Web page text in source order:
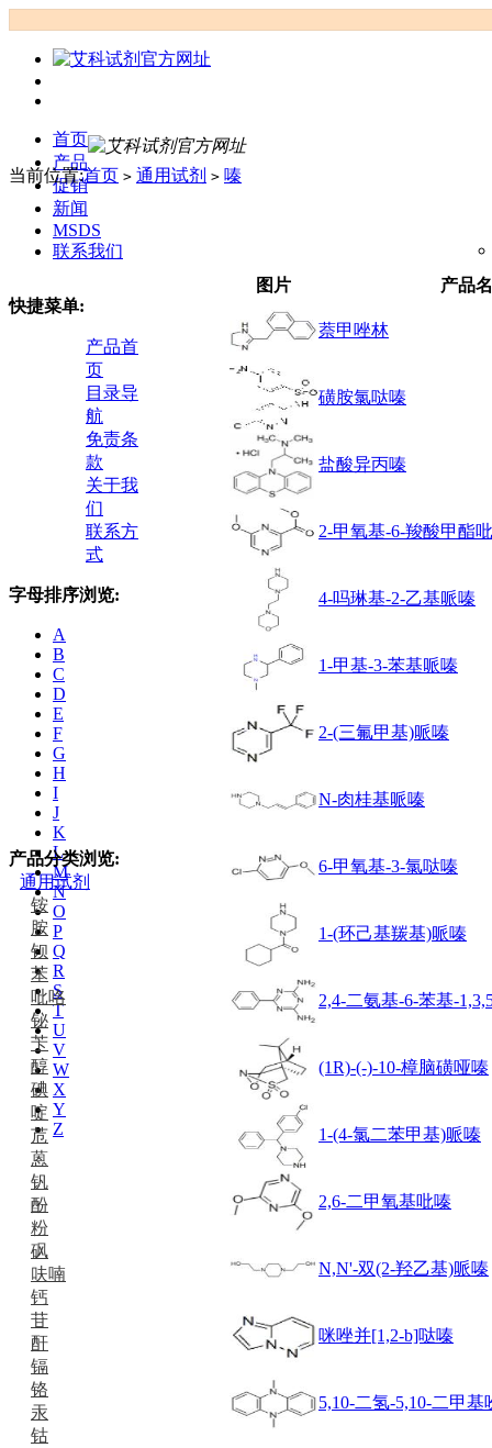
首页
产品
促销
新闻
MSDS
联系我们
当前位置:首页 > 通用试剂 > 嗪
快捷菜单:
产品首
页
目录导
航
免责条
款
关于我
们
联系方
式
字母排序浏览:
A
B
C
D
E
F
G
H
I
J
K
L
M
N
O
P
Q
R
S
T
U
V
W
X
Y
Z
产品分类浏览:
通用试剂
铵
胺
钡
苯
吡咯
铋
苄
醇
碘
啶
苊
蒽
钒
酚
粉
砜
呋喃
钙
苷
酐
镉
铬
汞
钴
图片 产品
萘甲唑林
磺胺氯哒嗪
盐酸异丙嗪
2-甲氧基-6-羧酸甲酯
4-吗琳基-2-乙基哌嗪
1-甲基-3-苯基哌嗪
2-(三氟甲基)哌嗪
N-肉桂基哌嗪
6-甲氧基-3-氯哒嗪
1-(环己基羰基)哌嗪
2,4-二氨基-6-苯基-
(1R)-(-)-10-樟脑磺哑嗪
1-(4-氯二苯甲基)哌嗪
2,6-二甲氧基吡嗪
N,N'-双(2-羟乙基)哌嗪
咪唑并[1,2-b]哒嗪
5,10-二氢-5,10-二甲基